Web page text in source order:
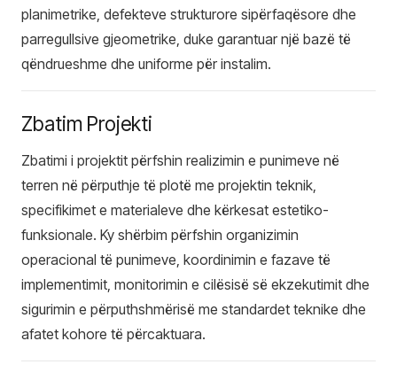
planimetrike, defekteve strukturore sipërfaqësore dhe
parregullsive gjeometrike, duke garantuar një bazë të
qëndrueshme dhe uniforme për instalim.
Zbatim Projekti
Zbatimi i projektit përfshin realizimin e punimeve në
terren në përputhje të plotë me projektin teknik,
specifikimet e materialeve dhe kërkesat estetiko-
funksionale. Ky shërbim përfshin organizimin
operacional të punimeve, koordinimin e fazave të
implementimit, monitorimin e cilësisë së ekzekutimit dhe
sigurimin e përputhshmërisë me standardet teknike dhe
afatet kohore të përcaktuara.